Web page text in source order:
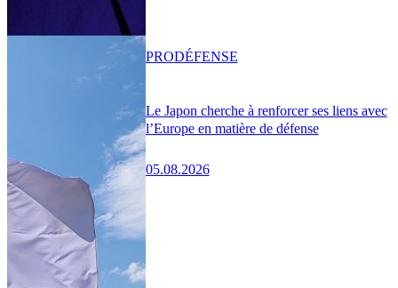
Le Japon cherche à renforcer ses liens avec
l’Europe en matière de défense
05.08.2026
PRODÉFENSE